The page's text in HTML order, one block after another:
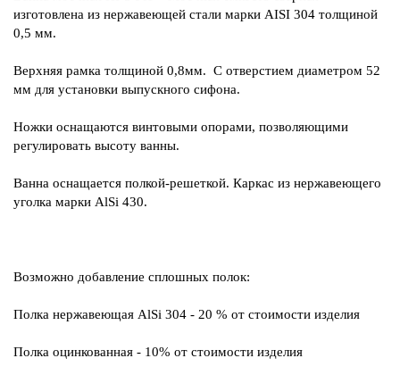
изготовлена из нержавеющей стали марки AISI 304 толщиной
0,5 мм.
Верхняя рамка толщиной 0,8мм. С отверстием диаметром 52
мм для установки выпускного сифона.
Ножки оснащаются винтовыми опорами, позволяющими
регулировать высоту ванны.
Ванна оснащается полкой-решеткой. Каркас из нержавеющего
уголка марки AlSi 430.
Возможно добавление сплошных полок:
Полка нержавеющая AlSi 304 - 20 % от стоимости изделия
Полка оцинкованная - 10% от стоимости изделия